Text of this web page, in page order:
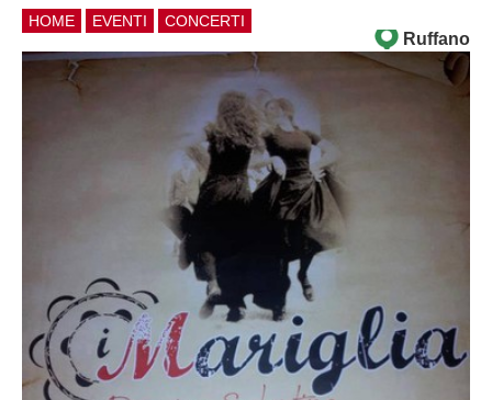
HOME EVENTI CONCERTI
Ruffano